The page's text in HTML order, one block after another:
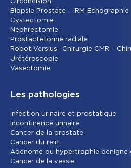
Biopsie Prostate – IRM Echographie
Cystectomie
Nephrectomie
Prostactetomie radiale
Robot Versius- Chirurgie CMR –
Urétéroscopie
Vasectomie
Les pathologies
Infection urinaire et prostatique
Incontinence urinaire
Cancer de la prostate
Cancer du rein
Adénome ou hypertrophie bénigne
Cancer de la vessie